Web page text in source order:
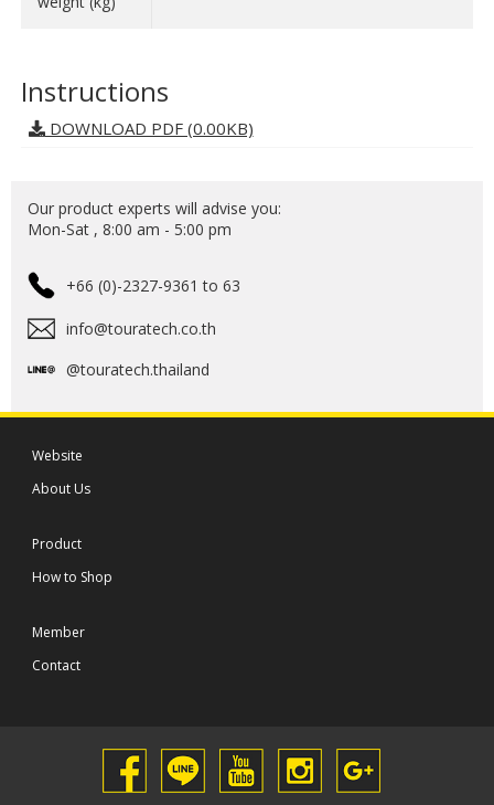
Instructions
DOWNLOAD PDF (0.00KB)
Our product experts will advise you:
Mon-Sat , 8:00 am - 5:00 pm
+66 (0)-2327-9361 to 63
info@touratech.co.th
@touratech.thailand
Website
About Us
Product
How to Shop
Member
Contact